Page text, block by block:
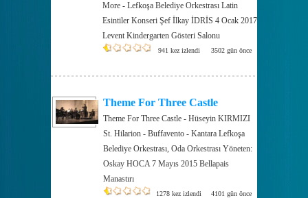
More - Lefkoşa Belediye Orkestrası Latin
Esintiler Konseri Şef İlkay İDRİS 4 Ocak 2017
Levent Kindergarten Gösteri Salonu
941 kez izlendi 3502 gün önce
Theme For Three Castle
Theme For Three Castle - Hüseyin KIRMIZI
St. Hilarion - Buffavento - Kantara Lefkoşa
Belediye Orkestrası, Oda Orkestrası Yöneten:
Oskay HOCA 7 Mayıs 2015 Bellapais
Manastırı
1278 kez izlendi 4101 gün önce